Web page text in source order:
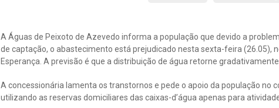
A Águas de Peixoto de Azevedo informa a população que devido a
de captação, o abastecimento está prejudicado nesta sexta-feira (26.05),
Esperança. A previsão é que a distribuição de água retorne
A concessionária lamenta os transtornos e pede o apoio da população no
utilizando as reservas domiciliares das caixas-d’água apenas para